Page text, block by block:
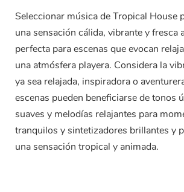
Seleccionar música de Tropical House
una sensación cálida, vibrante y fresca
perfecta para escenas que evocan
una atmósfera playera. Considera la
ya sea relajada, inspiradora o
escenas pueden beneficiarse de tonos
suaves y melodías relajantes para
tranquilos y sintetizadores brillantes y
una sensación tropical y animada.